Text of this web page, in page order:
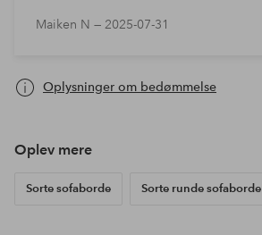
a few colours…
Maiken N — 2025-07-31
Oplysninger om bedømmelse
Oplev mere
Sorte sofaborde Sorte runde sofaborde